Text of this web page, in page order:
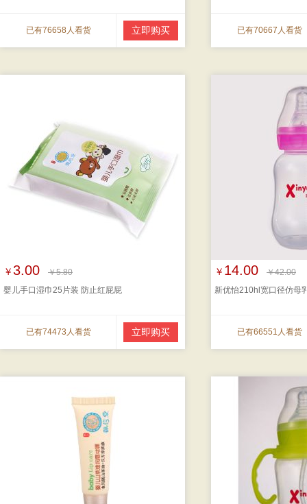
已有76658人看货 立即购买 已有70667人看货
￥3.00
￥5.80
婴儿手口湿巾25片装 防止红屁屁
已有74473人看货 立即购买
￥ 14.00
￥42.00
新优怡210hl宽口径仿母
已有66551人看货